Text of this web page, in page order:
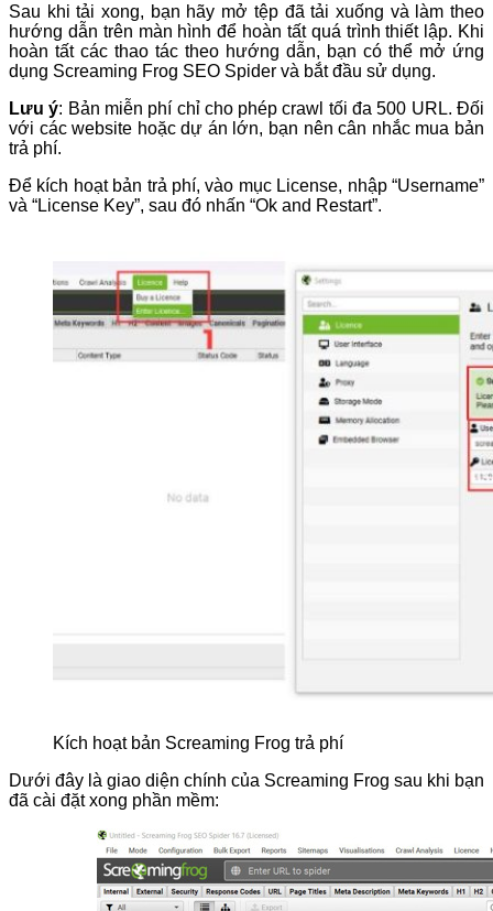
Sau khi tải xong, bạn hãy mở tệp đã tải xuống và làm theo
hướng dẫn trên màn hình để hoàn tất quá trình thiết lập. Khi
hoàn tất các thao tác theo hướng dẫn, bạn có thể mở ứng
dụng Screaming Frog SEO Spider và bắt đầu sử dụng.
Lưu ý: Bản miễn phí chỉ cho phép crawl tối đa 500 URL. Đối
với các website hoặc dự án lớn, bạn nên cân nhắc mua bản
trả phí.
Để kích hoạt bản trả phí, vào mục License, nhập “Username”
và “License Key”, sau đó nhấn “Ok and Restart”.
Kích hoạt bản Screaming Frog trả phí
Dưới đây là giao diện chính của Screaming Frog sau khi bạn
đã cài đặt xong phần mềm: